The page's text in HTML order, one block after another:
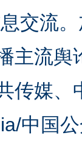
交流
主流
传媒
中国